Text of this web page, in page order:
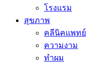
โรงแรม
สุขภาพ
คลีนิคแพทย์
ความงาม
ทำผม